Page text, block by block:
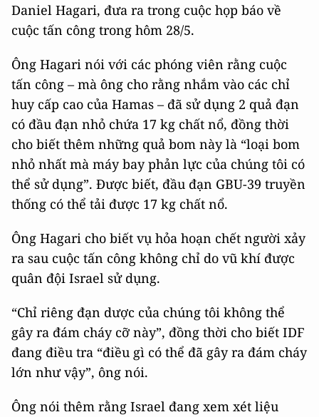
Daniel Hagari, đưa ra trong cuộc họp báo về
cuộc tấn công trong hôm 28/5.
Ông Hagari nói với các phóng viên rằng cuộc
tấn công – mà ông cho rằng nhắm vào các chỉ
huy cấp cao của Hamas – đã sử dụng 2 quả đạn
có đầu đạn nhỏ chứa 17 kg chất nổ, đồng thời
cho biết thêm những quả bom này là “loại bom
nhỏ nhất mà máy bay phản lực của chúng tôi có
thể sử dụng”. Được biết, đầu đạn GBU-39 truyền
thống có thể tải được 17 kg chất nổ.
Ông Hagari cho biết vụ hỏa hoạn chết người xảy
ra sau cuộc tấn công không chỉ do vũ khí được
quân đội Israel sử dụng.
“Chỉ riêng đạn dược của chúng tôi không thể
gây ra đám cháy cỡ này”, đồng thời cho biết IDF
đang điều tra “điều gì có thể đã gây ra đám cháy
lớn như vậy”, ông nói.
Ông nói thêm rằng Israel đang xem xét liệu